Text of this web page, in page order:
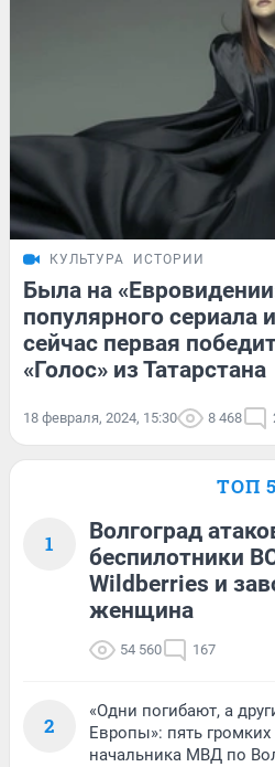
КУЛЬТУРА ИСТОРИИ
Была на
популярного сериала
сейчас первая
«Голос» из Татарстана
18 февраля, 2024, 15:30 8 468
ТОП 5
1
Волгоград
беспилотники
Wildberries и
женщина
54 560 167
2
«Одни погибают, а
Европы»: пять громких
начальника МВД по